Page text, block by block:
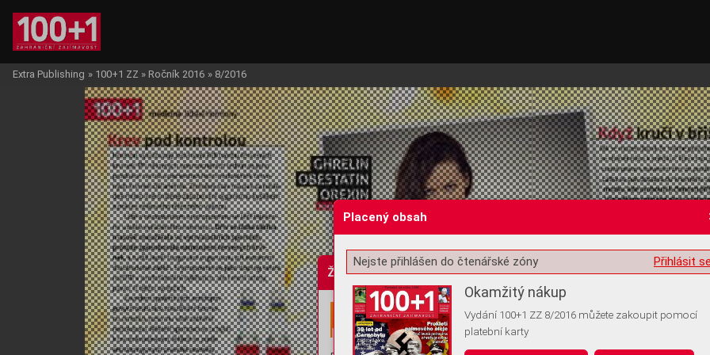
Žádost o souhlas s ukládáním volitelných informací
Extra Publishing » 100+1 ZZ » Ročník 2016 » 8/2016
Placený obsah
Přihlásit
Nejste přihlášen do čtenářské zóny
Okamžitý nákup
Vydání 100+1 ZZ 8/2016 můžete zakoupit pomocí
platební karty